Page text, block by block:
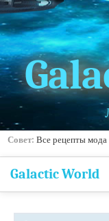
Совет: Все рецепты
Galactic World